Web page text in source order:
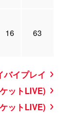
16 63
バイプレイ
ットLIVE)
ットLIVE)